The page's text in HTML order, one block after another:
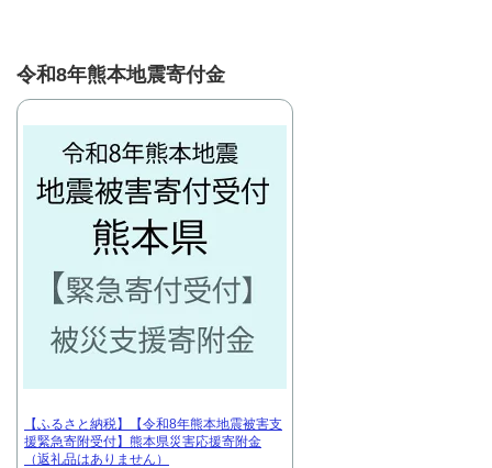
令和8年熊本地震寄付金
【ふるさと納税】【令和8年熊本地震被害支
援緊急寄附受付】熊本県災害応援寄附金
（返礼品はありません）